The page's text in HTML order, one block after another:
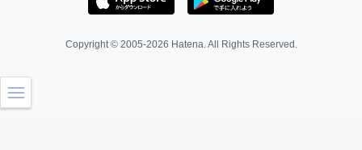
Copyright © 2005-2026 Hatena. All Rights Reserved.